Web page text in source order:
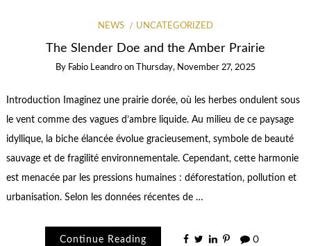
NEWS UNCATEGORIZED
The Slender Doe and the Amber Prairie
By Fabio Leandro on Thursday, November 27, 2025
Introduction Imaginez une prairie dorée, où les herbes ondulent sous
le vent comme des vagues d’ambre liquide. Au milieu de ce paysage
idyllique, la biche élancée évolue gracieusement, symbole de beauté
sauvage et de fragilité environnementale. Cependant, cette harmonie
est menacée par les pressions humaines : déforestation, pollution et
urbanisation. Selon les données récentes de …
Continue Reading 0